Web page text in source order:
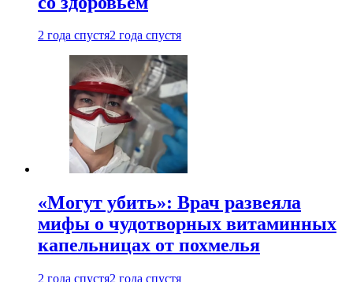
2 года спустя2 года спустя
«Могут убить»: Врач развеяла
мифы о чудотворных витаминных
капельницах от похмелья
2 года спустя2 года спустя